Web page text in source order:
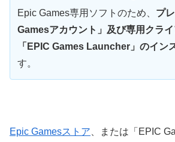
Epic Games専用ソフトのため、 プ
Gamesアカウント」及び専用クラ
「EPIC Games Launcher」のイン
す。
Epic Gamesストア 、または「EPIC